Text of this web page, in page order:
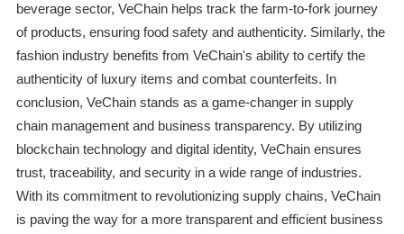
beverage sector, VeChain helps track the farm-to-fork journey
of products, ensuring food safety and authenticity. Similarly, the
fashion industry benefits from VeChain's ability to certify the
authenticity of luxury items and combat counterfeits. In
conclusion, VeChain stands as a game-changer in supply
chain management and business transparency. By utilizing
blockchain technology and digital identity, VeChain ensures
trust, traceability, and security in a wide range of industries.
With its commitment to revolutionizing supply chains, VeChain
is paving the way for a more transparent and efficient business